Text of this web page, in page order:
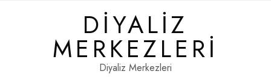
DIYALIZ
MERKEZLERI
Diyaliz Merkezleri